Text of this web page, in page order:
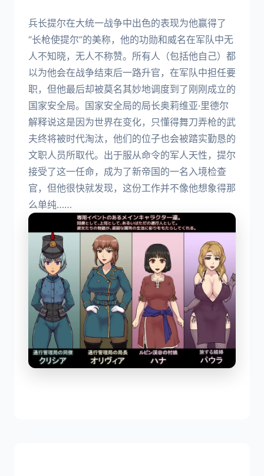
兵长提尔在大统一战争中出色的表现为他赢得了
“长枪使提尔”的美称，他的功勋和威名在军队中无
人不知晓，无人不称赞。所有人（包括他自己）都
以为他会在战争结束后一路升官，在军队中担任要
职，但他最后却被莫名其妙地调度到了刚刚成立的
国家安全局。国家安全局的局长奥莉维亚·里德尔
解释说这是因为世界在变化，只懂得舞刀弄枪的武
夫终将被时代淘汰，他们的位子也会被踏实勤恳的
文职人员所取代。出于服从命令的军人天性，提尔
接受了这一任命，成为了新帝国的一名入境检查
官，但他很快就发现，这份工作并不像他想象得那
么单纯……